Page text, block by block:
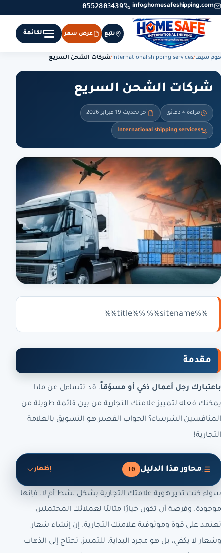
info@homesafeshipping.com
0552803439
تتبع عرض سعر القائمة
هوم سيف/
International shipping services
/شركات الشحن السريع
شركات الشحن السريع
قراءة 4 دقائق آخر تحديث 19 فبراير 2026
International shipping services
%%title%% %%sitename%%
مقدمة
باعتبارك رجل أعمال ذكي أو مسوّقاً، قد تتساءل عن ماذا
يمكنك فعله لتمييز علامتك التجارية من بين قائمة طويلة من
المنافسين الشرساء؟ الجواب القصير هو التسويق بالعلامة
التجارية!
محاور هذا الدليل 10 إظهار
سواء كنت تدير هوية علامتك التجارية بشكل نشط أم لا، فإنها
موجودة. وفرصة أن تكون خيارًا مثاليًا لعملائك المحتملين
تعتمد على قوة وموثوقية علامتك التجارية. إن إنشاء شعار
وشعار لا يكفي، بل هو مجرد البداية. للتمييز، تحتاج إلى الذهاب